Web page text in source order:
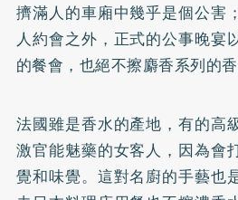
擠滿人的車廂中幾乎是個公害
人約會之外，正式的公事晚宴
的餐會，也絕不擦麝香系列的香
法國雖是香水的產地，有的高
激官能魅藥的女客人，因為會
覺和味覺。這對名廚的手藝也